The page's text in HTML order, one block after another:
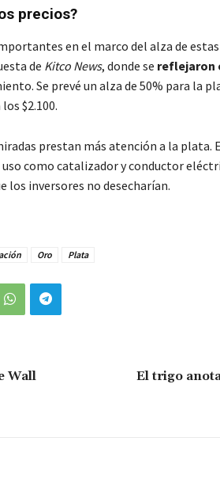
precios?
en el marco del alza de
de Kitco News, donde se reflejaron
Se prevé un alza de 50% para la
$2.100.
prestan más atención a la plata.
como catalizador y conductor
los inversores no desecharían.
Oro Plata
Wall
El trigo